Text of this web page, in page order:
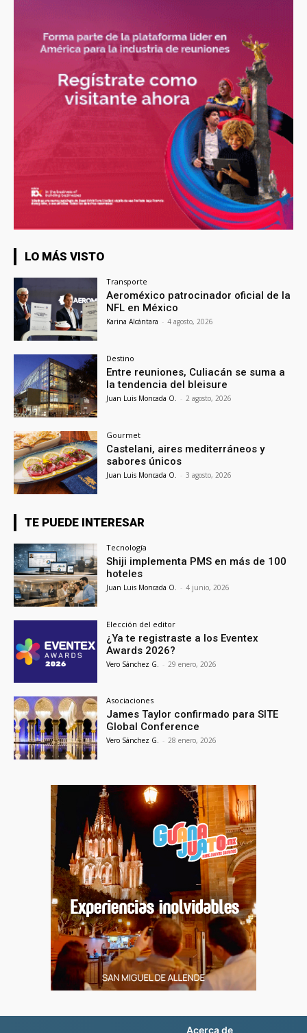
LO MÁS VISTO
Transporte
Aeroméxico patrocinador oficial de la
NFL en México
Karina Alcántara - 4 agosto, 2026
Destino
Entre reuniones, Culiacán se suma a
la tendencia del bleisure
Juan Luis Moncada O. - 2 agosto, 2026
Gourmet
Castelani, aires mediterráneos y
sabores únicos
Juan Luis Moncada O. - 3 agosto, 2026
TE PUEDE INTERESAR
Tecnología
Shiji implementa PMS en más de 100
hoteles
Juan Luis Moncada O. - 4 junio, 2026
Elección del editor
¿Ya te registraste a los Eventex
Awards 2026?
Vero Sánchez G. - 29 enero, 2026
Asociaciones
James Taylor confirmado para SITE
Global Conference
Vero Sánchez G. - 28 enero, 2026
Acerca de